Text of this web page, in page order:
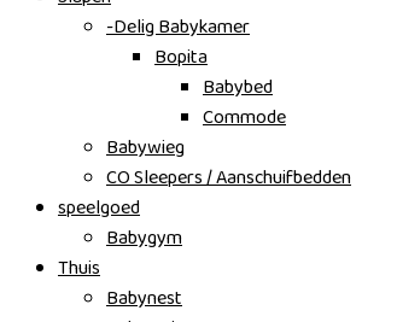
-Delig Babykamer
Bopita
Babybed
Commode
Babywieg
CO Sleepers / Aanschuifbedden
speelgoed
Babygym
Thuis
Babynest